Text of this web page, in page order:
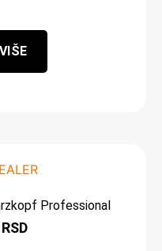
Professional
RSD